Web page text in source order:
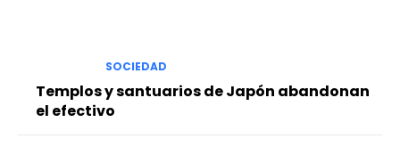
SOCIEDAD
Templos y santuarios de Japón abandonan
el efectivo